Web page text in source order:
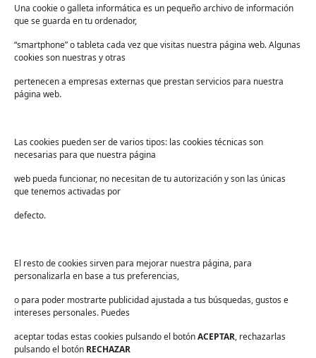
Una cookie o galleta informática es un pequeño archivo de información
que se guarda en tu ordenador,
“smartphone” o tableta cada vez que visitas nuestra página web. Algunas
cookies son nuestras y otras
pertenecen a empresas externas que prestan servicios para nuestra
página web.
Las cookies pueden ser de varios tipos: las cookies técnicas son
necesarias para que nuestra página
web pueda funcionar, no necesitan de tu autorización y son las únicas
que tenemos activadas por
defecto.
El resto de cookies sirven para mejorar nuestra página, para
personalizarla en base a tus preferencias,
o para poder mostrarte publicidad ajustada a tus búsquedas, gustos e
intereses personales. Puedes
aceptar todas estas cookies pulsando el botónACEPTAR, rechazarlas
pulsando el botón RECHAZAR
Consentimiento*
He leído y acepto laspolíticas de privacidad.*
Buscar
Entradas recientes
qué no todo el papel sirve para lo mismo?
Todos hablamos de lavarnos las manos… pero
casi nadie habla de cómo secarlas
Higiene consciente e inclusión laboral real
Normativa Industria Alimentaria 2026: actualiza
tus procesos con criterios sostenibles